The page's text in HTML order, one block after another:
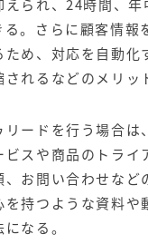
け】エリ
ビス
【金融機
ング
サービス
の製品
新規集患
えられ、24時間、年
。さらに顧客情報
ため、対応を自動化
れるなどのメリッ
リードを行う場合は
スや商品のトライ
お問い合わせなど
持つような資料や
なる。